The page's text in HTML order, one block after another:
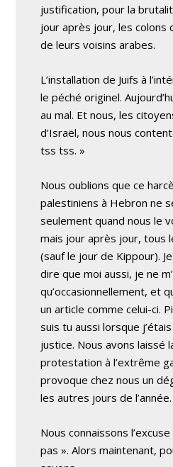
justification, pour la
jour après jour, les colons
de leurs voisins arabes.
L’installation de Juifs à
le péché originel.
au mal. Et nous, les
d’Israël, nous nous
tss tss. »
Nous oublions que ce
palestiniens à Hebron ne
seulement quand nous le
mais jour après jour, tous
(sauf le jour de Kippour).
dire que moi aussi, je ne
qu’occasionnellement, et
un article comme celui-ci.
suis tu aussi lorsque
justice. Nous avons laissé
protestation à l’extrême
provoque chez nous un
les autres jours de l’année.
Nous connaissons
pas ». Alors maintenant,